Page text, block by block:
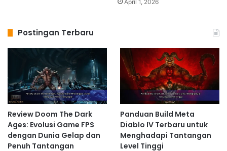
April 1, 2026
Postingan Terbaru
Review Doom The Dark
Ages: Evolusi Game FPS
dengan Dunia Gelap dan
Penuh Tantangan
Panduan Build Meta
Diablo IV Terbaru untuk
Menghadapi Tantangan
Level Tinggi